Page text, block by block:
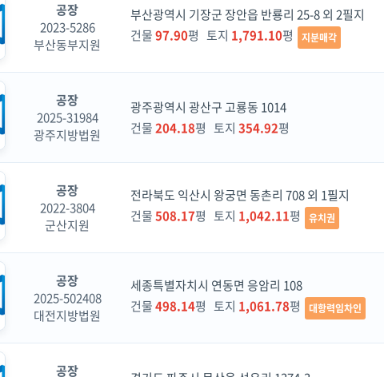
공장
2023-5286
부산동부지원
부산광역시 기장군 장안읍 반룡리 25-8 외 2필지
건물97.90평 토지 1,791.10평 지분매각
공장
2025-31984
광주지방법원
광주광역시 광산구 고룡동 1014
건물204.18평 토지 354.92평
공장
2022-3804
군산지원
전라북도 익산시 왕궁면 동촌리 708 외 1필지
건물508.17평 토지 1,042.11평 유치권
공장
2025-502408
대전지방법원
세종특별자치시 연동면 응암리 108
건물498.14평 토지 1,061.78평 대항력임차인
공장